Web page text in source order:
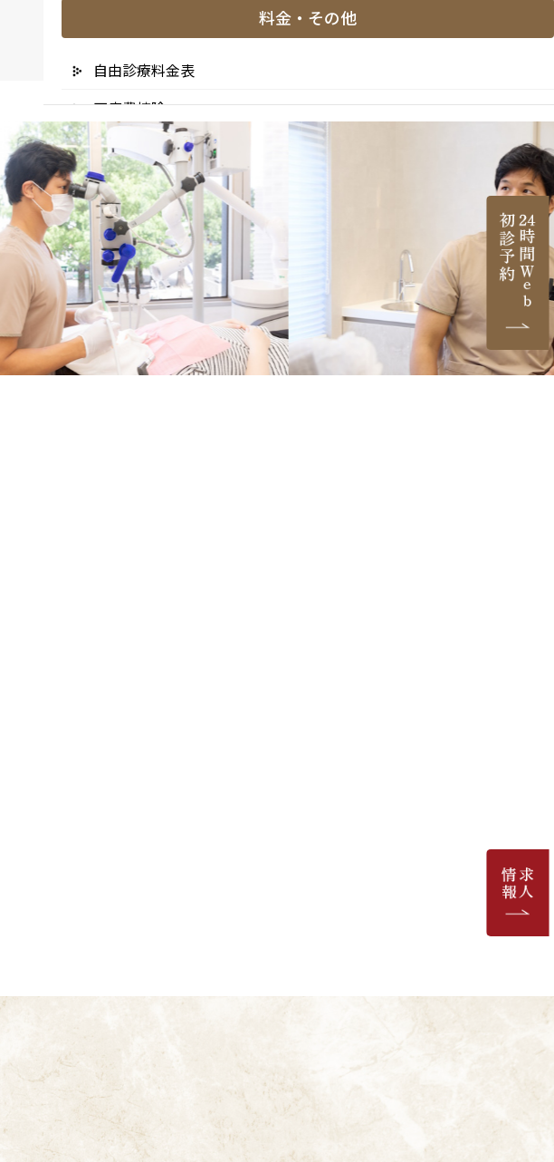
料金・その他
自由診療料金表
医療費控除
リスクと副作用
未承認医薬品等の明示（薬機法）
医院情報
医院のご紹介
設備のご紹介